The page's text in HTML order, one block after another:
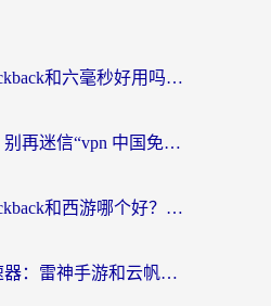
海外党必看：Quickback和六毫秒好用吗？3步选对回国加速器，无缝刷国内剧玩游戏
海外党避坑指南：别再迷信“vpn 中国免费”，选对回国加速器才能无缝刷国内资源
海外党必看：Quickback和西游哪个好？3个维度教你选对回国加速器
海外党选回国加速器：雷神手游和云帆哪个好？附3组对比+避坑指南